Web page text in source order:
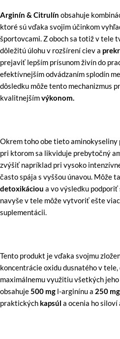
Arginín & Citrulín obsahuje
ktoré sú vďaka svojim účinkom
športovcami. Z oboch sa totiž v tele
dôležitú úlohu v rozšírení ciev a
prejaviť lepším prísunom živín do
efektívnejším odvádzaním splodín
dôsledku môže tento mechanizmus
kvalitnejšímvýkonom.
Okrem toho obe tieto
pri ktorom sa likviduje prebytočný
zvýšiť napríklad pri vysoko
často spája s vyššou únavou. Môže
detoxikáciou a vo výsledku podporiť
navyše v tele môže vytvoriť ešte
suplementácii.
Tento produkt je vďaka svojmu
koncentrácie oxidu dusnatého v
maximálnemu využitiu všetkých
obsahuje500 mg l-arginínu a 250 mg
praktických kapsúl a ocenia ho